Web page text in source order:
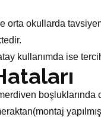
okullarda
kullanımda ise
boşluklarında